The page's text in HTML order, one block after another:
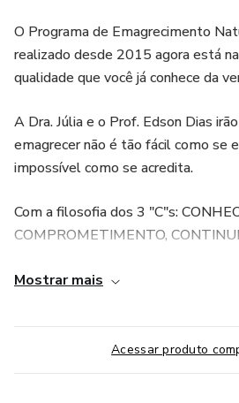
O Programa de Emagrecimento
realizado desde 2015 agora está
qualidade que você já conhece da
A Dra. Júlia e o Prof. Edson Dias
emagrecer não é tão fácil como se
impossível como se acredita.
Com a filosofia dos 3 "C"s:
COMPROMETIMENTO,
é fundamental para sua mudança de
Você não irá apenas ter a
irá aprender sobre como se manter
sanfona e também saber voltar
Mostrar mais
Acessar produto